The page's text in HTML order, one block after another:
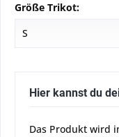
Größe Trikot:
Hier kannst du
Das Produkt wird